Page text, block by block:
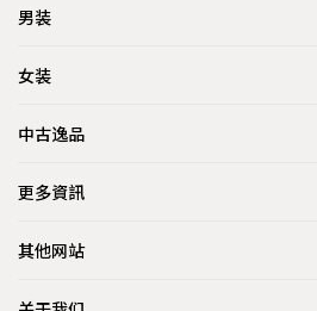
男装
女装
中古逸品
更多資訊
其他网站